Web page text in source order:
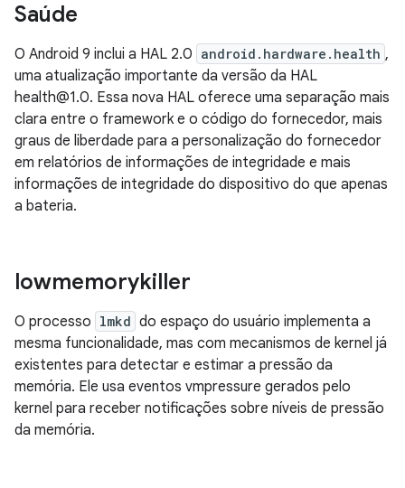
Saúde
O Android 9 inclui a HAL 2.0 android.hardware.health ,
uma atualização importante da versão da HAL
health@1.0. Essa nova HAL oferece uma separação mais
clara entre o framework e o código do fornecedor, mais
graus de liberdade para a personalização do fornecedor
em relatórios de informações de integridade e mais
informações de integridade do dispositivo do que apenas
a bateria.
lowmemorykiller
O processo lmkd do espaço do usuário implementa a
mesma funcionalidade, mas com mecanismos de kernel já
existentes para detectar e estimar a pressão da
memória. Ele usa eventos vmpressure gerados pelo
kernel para receber notificações sobre níveis de pressão
da memória.